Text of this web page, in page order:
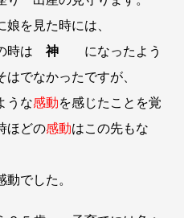
を見た時には、
時は 神 になったよう
でなかったですが、
うな感動を感じたことを覚
ほどの感動はこの先もな
でした。